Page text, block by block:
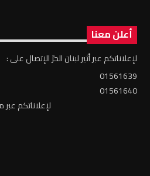
أعلن معنا
لإعلاناتكم عبر أثير لبنان الحرّ الإتصال على :
01561639
01561640
لإعلاناتكم عبر